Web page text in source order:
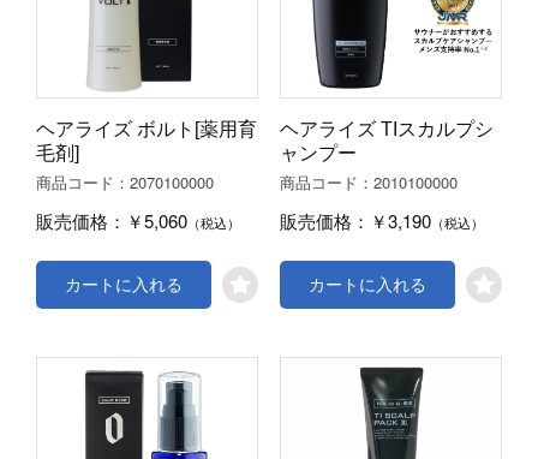
ヘアライズ ボルト[薬用育
毛剤]
商品コード：2070100000
販売価格： ￥5,060 （税込）
カートに入れる
ヘアライズ TIスカルプシ
ャンプー
商品コード：2010100000
販売価格： ￥3,190 （税込）
カートに入れる